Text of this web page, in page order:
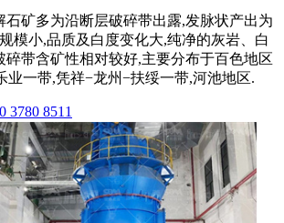
石矿多为沿断层破碎带出露,发脉状产出为
模小,品质及白度变化大,纯净的灰岩、白
碎带含矿性相对较好,主要分布于百色地区
业一带,凭祥−龙州−扶绥一带,河池地区.
3780 8511